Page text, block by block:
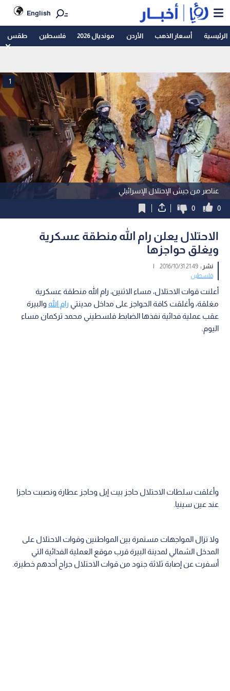
English
الرئيسية أسعار الذهب الأردن مونديال 2026 فلسطين طقس
عناصر من جيش الإحتلال الإسرائيلي
1
0
0
الاحتلال يعلن رام الله منطقة عسكرية
ويغلق حواجزها
نشر :21:49 2016/10/31
|
فلسطين
أعلنت قوات الاحتلال، مساء الاثنين، رام الله منطقة عسكرية
مغلقة، وأغلقت كافة الحواجز على مداخل مدينتي رام اللهوالبيرة
عقب عملية فدائية نفذها الضابط فلسطيني محمد تركمان مساء
اليوم.
وأغلقت سلطات الاحتلال حاجز بيت إيل وحاجز عطارة ونصبت حاجزا
عند عين سينيا.
ولا تزال المواجهات مستمرة بين المواطنين وقوات الاحتلال على
المدخل الشمالي لمدينة البيرة قرب موقع العملية الفدائية التي
أسفرت عن إصابة ثلاثة جنود من قوات الاحتلال جراح أحدهم خطيرة.